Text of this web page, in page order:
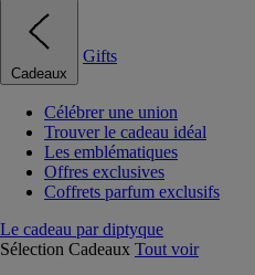
Cadeaux
Gifts
Célébrer une union
Trouver le cadeau idéal
Les emblématiques
Offres exclusives
Coffrets parfum exclusifs
Le cadeau par diptyque
Sélection Cadeaux Tout voir